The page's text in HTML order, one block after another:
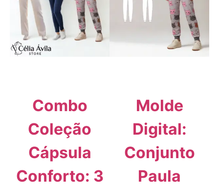
Combo
Coleção
Cápsula
Conforto: 3
Molde
Digital:
Conjunto
Paula